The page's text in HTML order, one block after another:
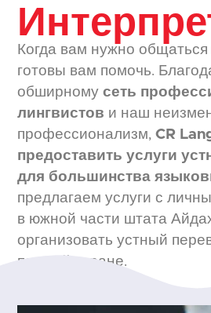
Когда вам нужно
готовы вам помочь.
обширномусеть
лингвистов и наш
профессионализм,CR
предоставить услуги
для большинства
предлагаем услуги с
в южной части штата
организовать устный
по всей стране.